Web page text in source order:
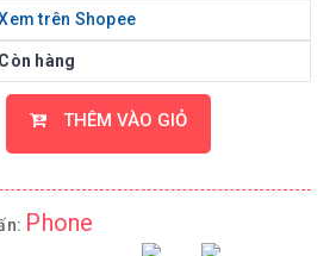
trên Shopee
Còn hàng
THÊM VÀO GIỎ
Phone